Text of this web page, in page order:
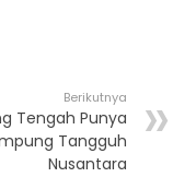
Berikutnya
Tengah Punya
Tangguh
Nusantara